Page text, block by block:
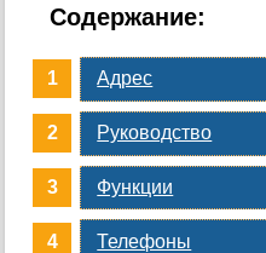
Содержание:
Адрес
Руководство
Функции
Телефоны